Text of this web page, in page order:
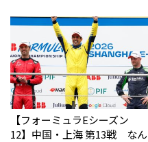
【フォーミュラEシーズン
12】中国・上海 第13戦 なん